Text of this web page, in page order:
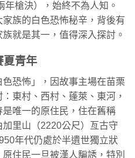
年槍決），始終不為人知。
族的白色恐怖秘辛，背後有
就是其一，值得深入探討。
青年
恐怖」，因故事主場在苗栗
東村、西村、蓬萊、東河，
唯一的原住民，住在舊稱
加里山（2220公尺）亙古守
年代仍處於半遺世獨立狀
住民一旦被漢人騙誘，特別